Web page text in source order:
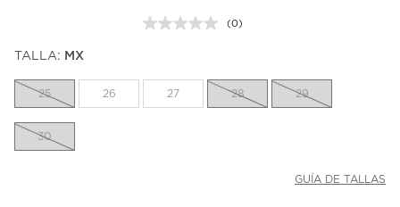
Sin
la
misma
(0)
TALLA: MX
25 26 27 28 29
30
GUÍA DE TALLAS